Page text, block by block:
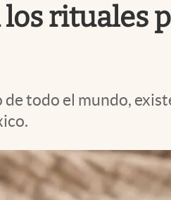
los rituales
de todo el mundo,